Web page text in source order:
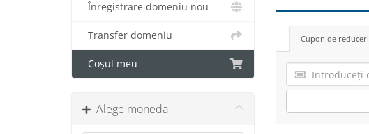
Înregistrare domeniu nou
Transfer domeniu
Coșul meu
Alege moneda
Cupon de reduceri